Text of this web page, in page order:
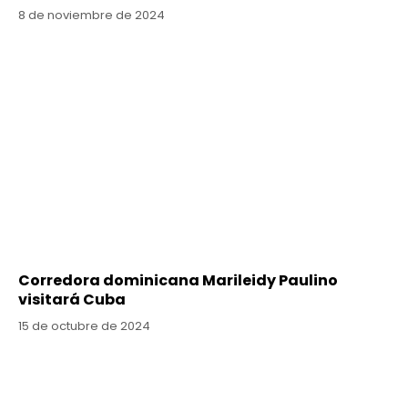
8 de noviembre de 2024
Corredora dominicana Marileidy Paulino
visitará Cuba
15 de octubre de 2024